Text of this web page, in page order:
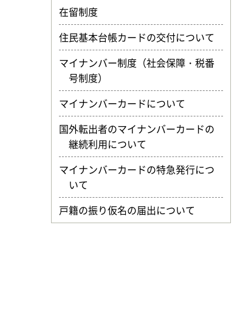
在留制度
住民基本台帳カードの交付について
マイナンバー制度（社会保障・税番
号制度）
マイナンバーカードについて
国外転出者のマイナンバーカードの
継続利用について
マイナンバーカードの特急発行につ
いて
戸籍の振り仮名の届出について